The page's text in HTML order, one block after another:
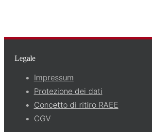
Legale
Impressum
Protezione dei dati
Concetto di ritiro RAEE
CGV